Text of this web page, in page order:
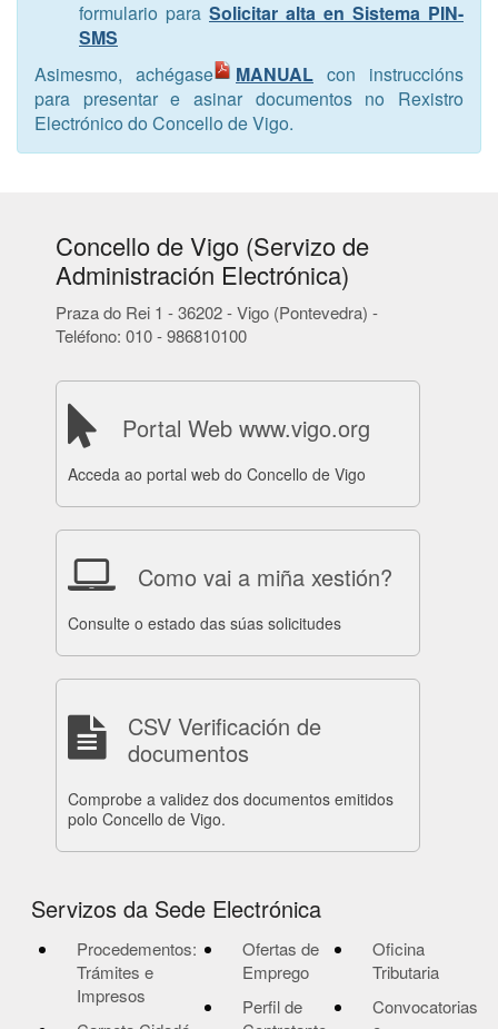
formulario para Solicitar alta en Sistema PIN-
SMS
Asimesmo, achégase
MANUAL con instruccións
para presentar e asinar documentos no Rexistro
Electrónico do Concello de Vigo.
Concello de Vigo (Servizo de
Administración Electrónica)
Praza do Rei 1 - 36202 - Vigo (Pontevedra) -
Teléfono: 010 - 986810100
Portal Web www.vigo.org
Acceda ao portal web do Concello de Vigo
Como vai a miña xestión?
Consulte o estado das súas solicitudes
CSV Verificación de
documentos
Comprobe a validez dos documentos emitidos
polo Concello de Vigo.
Servizos da Sede Electrónica
Procedementos:
Trámites e
Impresos
Ofertas de
Emprego
Perfil de
Oficina
Tributaria
Convocatorias